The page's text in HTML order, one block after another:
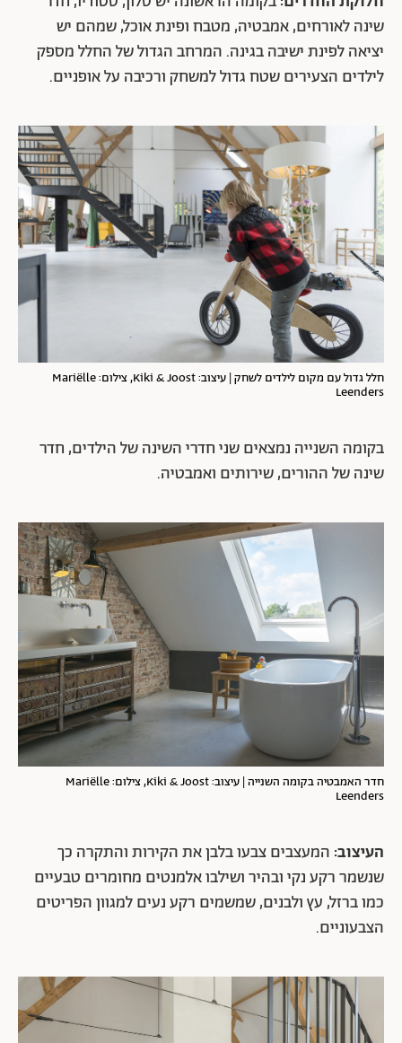
שינה לאורחים, אמבטיה, מטבח ופינת אוכל, שמהם יש
יציאה לפינת ישיבה בגינה. המרחב הגדול של החלל מספק
לילדים הצעירים שטח גדול למשחק ורכיבה על אופניים.
חלל גדול עם מקום לילדים לשחק | עיצוב: Kiki & Joost, צילום: Mariëlle
Leenders
בקומה השנייה נמצאים שני חדרי השינה של הילדים, חדר
שינה של ההורים, שירותים ואמבטיה.
חדר האמבטיה בקומה השנייה | עיצוב: Kiki & Joost, צילום: Mariëlle
Leenders
העיצוב: המעצבים צבעו בלבן את הקירות והתקרה כך
שנשמר רקע נקי ובהיר ושילבו אלמנטים מחומרים טבעיים
כמו ברזל, עץ ולבנים, שמשמים רקע נעים למגוון הפריטים
הצבעוניים.